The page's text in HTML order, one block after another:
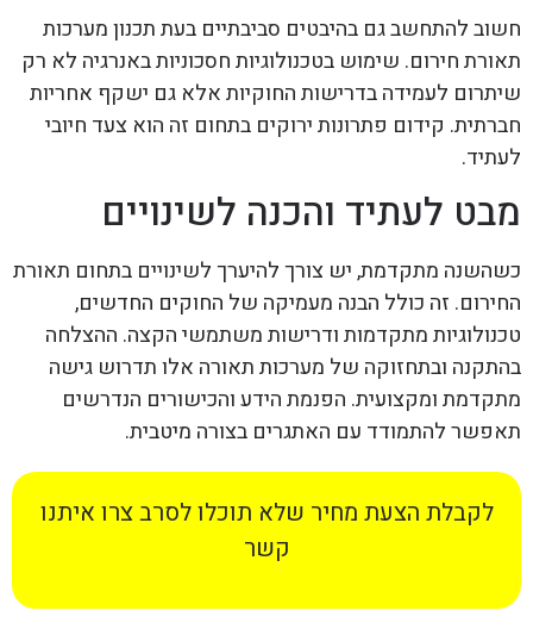
חשוב להתחשב גם בהיבטים סביבתיים בעת תכנון מערכות
תאורת חירום. שימוש בטכנולוגיות חסכוניות באנרגיה לא רק
שיתרום לעמידה בדרישות החוקיות אלא גם ישקף אחריות
חברתית. קידום פתרונות ירוקים בתחום זה הוא צעד חיובי
לעתיד.
מבט לעתיד והכנה לשינויים
כשהשנה מתקדמת, יש צורך להיערך לשינויים בתחום תאורת
החירום. זה כולל הבנה מעמיקה של החוקים החדשים,
טכנולוגיות מתקדמות ודרישות משתמשי הקצה. ההצלחה
בהתקנה ובתחזוקה של מערכות תאורה אלו תדרוש גישה
מתקדמת ומקצועית. הפנמת הידע והכישורים הנדרשים
תאפשר להתמודד עם האתגרים בצורה מיטבית.
לקבלת הצעת מחיר שלא תוכלו לסרב צרו איתנו
קשר